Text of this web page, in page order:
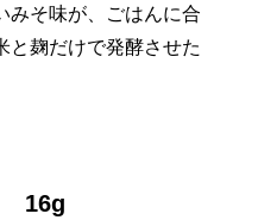
そ味が、ごはんに合
と麹だけで発酵させた
16g